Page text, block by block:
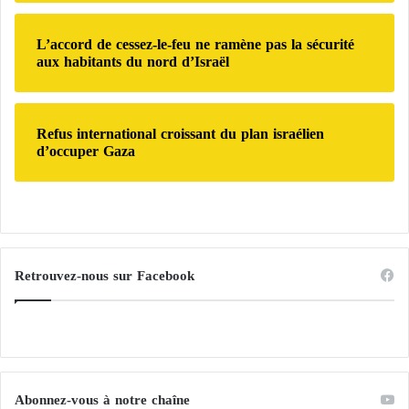
premier pays arabe et islamique. à obtenir cette
mondiaux visant à fournir un système unifié pour
l’obtention et la transmission de données satellitaires
aux pays touchés par des catastrophes de divers
types.
L’accord de cessez-le-feu ne ramène pas la sécurité
aux habitants du nord d’Israël
Refus international croissant du plan israélien
d’occuper Gaza
Retrouvez-nous sur Facebook
Abonnez-vous à notre chaîne